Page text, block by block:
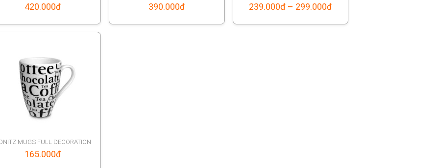
420.000đ 390.000đ 239.000đ – 299.000đPrice
range:
MUGS FULL DECORATION
165.000đ